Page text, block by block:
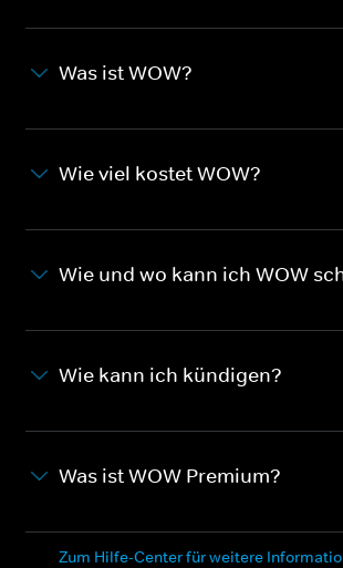
Was ist WOW?
Wie viel kostet WOW?
Wie und wo kann ich WOW
Wie kann ich kündigen?
Was ist WOW Premium?
Zum Hilfe-Center für weitere